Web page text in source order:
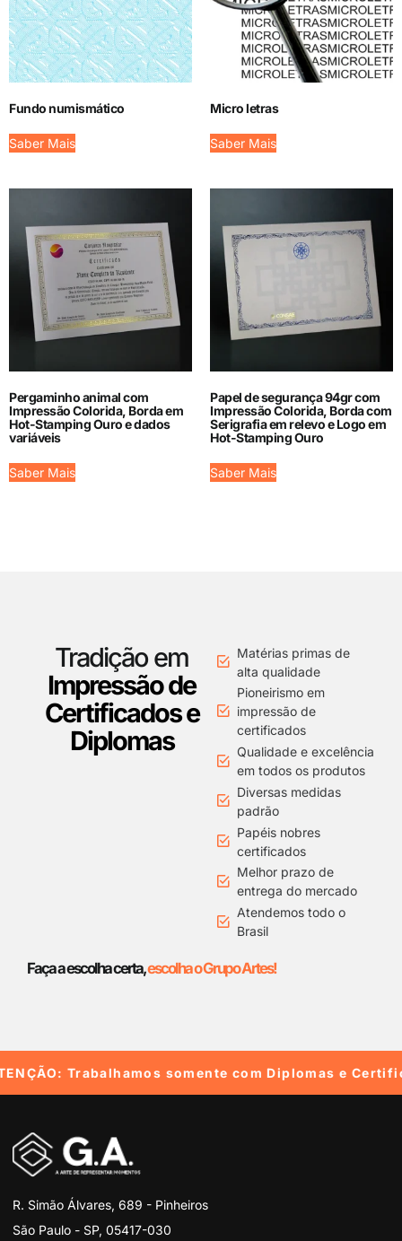
Fundo numismático
Saber Mais
Micro letras
Saber Mais
Pergaminho animal com
Impressão Colorida, Borda em
Hot-Stamping Ouro e dados
variáveis
Saber Mais
Papel de segurança 94gr com
Impressão Colorida, Borda com
Serigrafia em relevo e Logo em
Hot-Stamping Ouro
Saber Mais
Tradição em
Impressão de
Certificados e
Diplomas
Matérias primas de
alta qualidade
Pioneirismo em
impressão de
certificados
Qualidade e excelência
em todos os produtos
Diversas medidas
padrão
Papéis nobres
certificados
Melhor prazo de
entrega do mercado
Atendemos todo o
Brasil
Faça a escolha certa,escolha o Grupo Artes!
Trabalhamos somente com Diplomas e
R. Simão Álvares, 689 - Pinheiros
São Paulo - SP, 05417-030